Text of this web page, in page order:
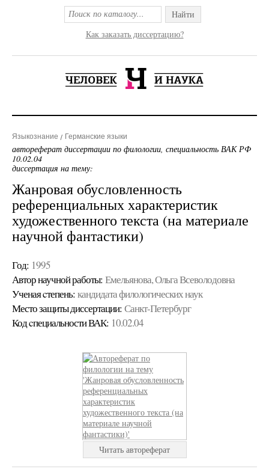
Найти
Как заказать диссертацию?
Языкознание Германские языки
автореферат диссертации по филологии, специальность ВАК РФ
10.02.04
диссертация на тему:
Жанровая обусловленность
референциальных характеристик
художественного текста (на материале
научной фантастики)
Год: 1995
Автор научной работы: Емельянова, Ольга Всеволодовна
Ученая cтепень: кандидата филологических наук
Место защиты диссертации: Санкт-Петербург
Код cпециальности ВАК: 10.02.04
Читать автореферат